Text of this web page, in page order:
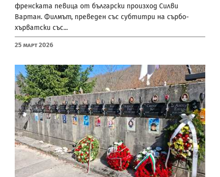
френската певица от български произход Силви
Вартан. Филмът, преведен със субтитри на сърбо-
хърватски със...
25 Март 2026